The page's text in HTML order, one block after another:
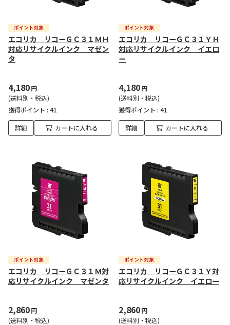
エコリカ リコーＧＣ３１ＭＨ
対応リサイクルインク マゼン
タ
4,180円
(送料別・税込)
獲得ポイント : 41
詳細 カートに入れる
エコリカ リコーＧＣ３１ＹＨ
対応リサイクルインク イエロ
ー
4,180円
(送料別・税込)
獲得ポイント : 41
詳細 カートに入れる
エコリカ リコーＧＣ３１Ｍ対
応リサイクルインク マゼンタ
2,860円
(送料別・税込)
エコリカ リコーＧＣ３１Ｙ対
応リサイクルインク イエロー
2,860円
(送料別・税込)